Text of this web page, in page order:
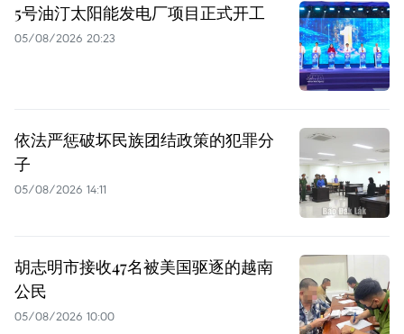
5号油汀太阳能发电厂项目正式开工
05/08/2026 20:23
依法严惩破坏民族团结政策的犯罪分
子
05/08/2026 14:11
胡志明市接收47名被美国驱逐的越南
公民
05/08/2026 10:00